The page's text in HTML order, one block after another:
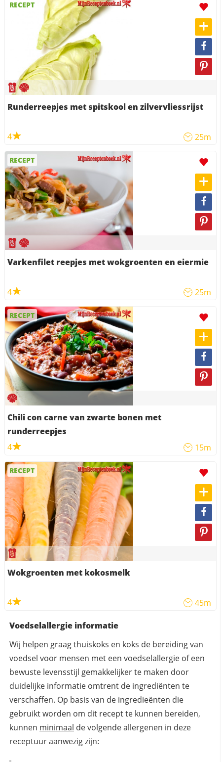
RECEPT
Runderreepjes met spitskool en zilvervliessrijst
4 25m
RECEPT
Varkenfilet reepjes met wokgroenten en eiermie
4 25m
RECEPT
Chili con carne van zwarte bonen met
runderreepjes
4
15m
RECEPT
Wokgroenten met kokosmelk
4 45m
Voedselallergie informatie
Wij helpen graag thuiskoks en koks de bereiding van
voedsel voor mensen met een voedselallergie of een
bewuste levensstijl gemakkelijker te maken door
duidelijke informatie omtrent de ingrediënten te
verschaffen. Op basis van de ingredieënten die
gebruikt worden om dit recept te kunnen bereiden,
kunnen minimaal de volgende allergenen in deze
receptuur aanwezig zijn: